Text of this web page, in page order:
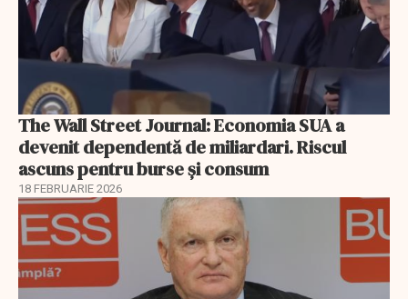
The Wall Street Journal: Economia SUA a
devenit dependentă de miliardari. Riscul
ascuns pentru burse și consum
18 FEBRUARIE 2026
EXCLUSIV